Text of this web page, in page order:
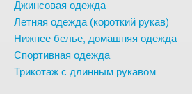
Джинсовая одежда
Летняя одежда (короткий рукав)
Нижнее белье, домашняя одежда
Спортивная одежда
Трикотаж с длинным рукавом